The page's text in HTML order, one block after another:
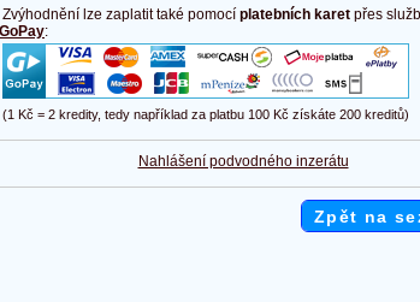
Zvýhodnění lze zaplatit také pomocí platebních karet přes
GoPay:
(1 Kč = 2 kredity, tedy například za platbu 100 Kč získáte 200 kreditů)
Nahlášení podvodného inzerátu
Zpět na